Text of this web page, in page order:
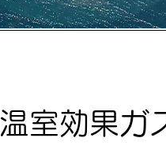
温室効果ガ